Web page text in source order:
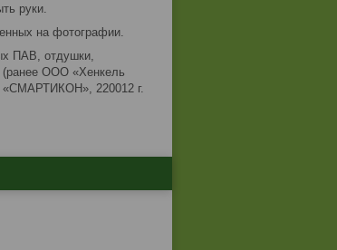
руки.
на фотографии.
ПАВ, отдушки,
(ранее ООО «Хенкель
«СМАРТИКОН», 220012 г.